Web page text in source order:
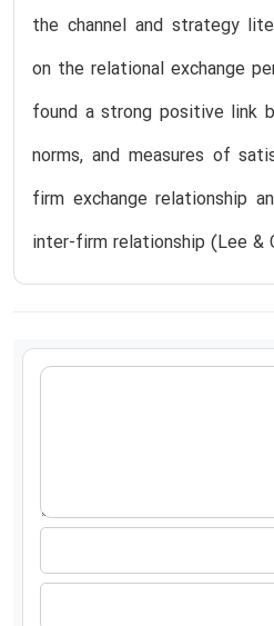
the channel and strategy
on the relational exchange
found a strong positive link
norms, and measures of
firm exchange relationship
inter-firm relationship (Lee &